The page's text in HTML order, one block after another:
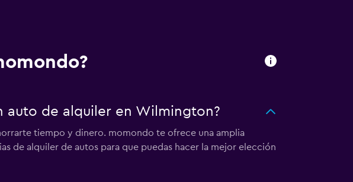
auto de alquiler en Wilmington?
tiempo y dinero. momondo te ofrece una amplia
de alquiler de autos para que puedas hacer la mejor elección